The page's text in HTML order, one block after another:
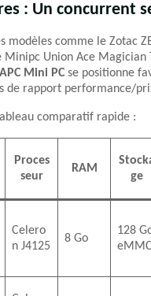
: Un concurrent
modèles comme le Zotac
Minipc Union Ace Magician
Mini PC se positionne
de rapport performance/
comparatif rapide :
Proces
seur
RAM
ge
Celero
n J4125
8 Go
128
eMMC